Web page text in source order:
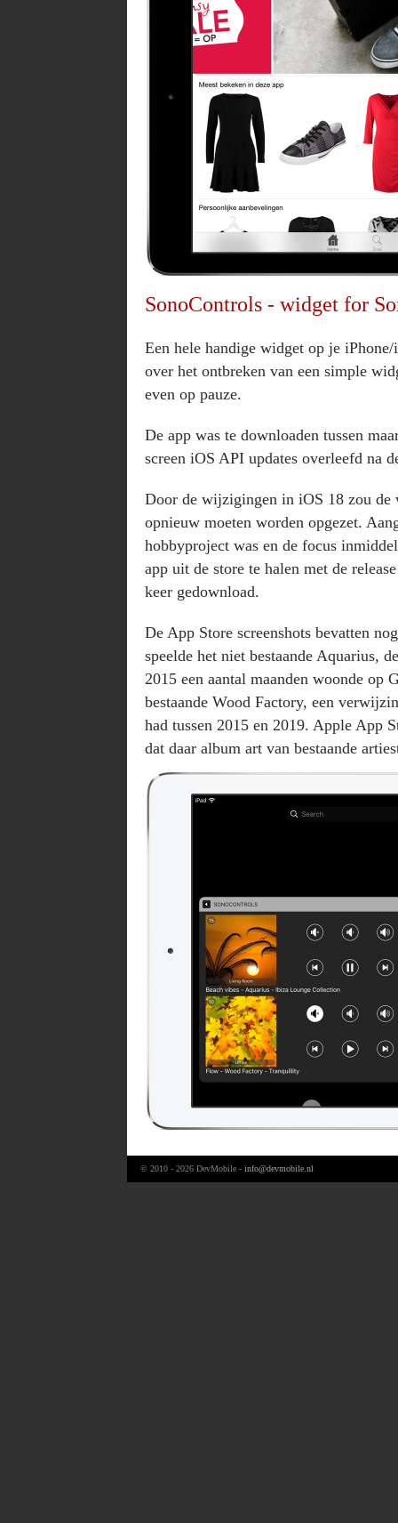
SonoControls - widget for
Een hele handige widget op je
over het ontbreken van een simple
even op pauze.
De app was te downloaden tussen
screen iOS API updates overleefd na
Door de wijzigingen in iOS 18 zou de
opnieuw moeten worden opgezet.
hobbyproject was en de focus
app uit de store te halen met de
keer gedownload.
De App Store screenshots bevatten
speelde het niet bestaande Aquarius,
2015 een aantal maanden woonde op
bestaande Wood Factory, een
had tussen 2015 en 2019. Apple App
dat daar album art van bestaande
© 2010 - 2026 DevMobile - info@devmobile.nl